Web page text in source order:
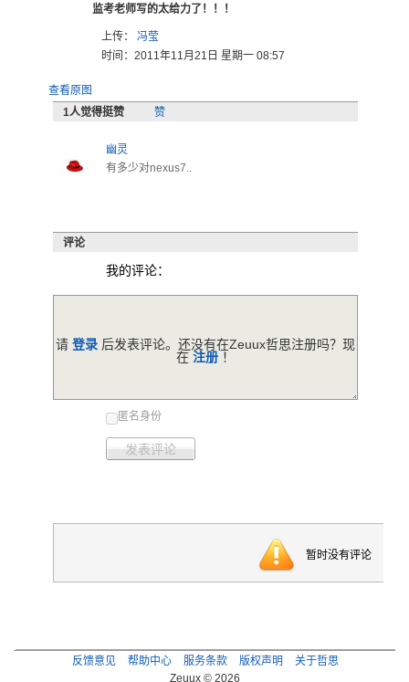
监考老师写的太给力了！！！
上传： 冯莹
时间：2011年11月21日 星期一 08:57
查看原图
1人觉得挺赞 赞
幽灵
有多少对nexus7..
评论
我的评论：
匿名身份
发表评论
请 登录 后发表评论。还没有在Zeuux哲思注册吗？现
在 注册 ！
暂时没有评论
反馈意见 帮助中心 服务条款 版权声明
关于哲思
Zeuux © 2026